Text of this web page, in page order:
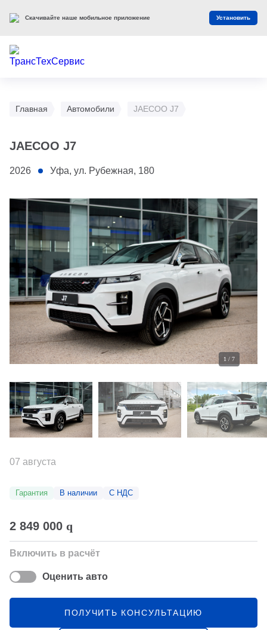
Главная Автомобили JAECOO J7
JAECOO J7
2026 Уфа, ул. Рубежная, 180
1 / 7
07 августа
Гарантия В наличии С НДС
2 849 000 q
Включить в расчёт
Оценить авто
ПОЛУЧИТЬ КОНСУЛЬТАЦИЮ
Скачивайте наше мобильное приложение Установить